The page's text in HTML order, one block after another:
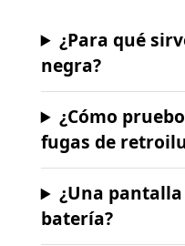
¿Para qué
negra?
¿Cómo
fugas de
¿Una
batería?